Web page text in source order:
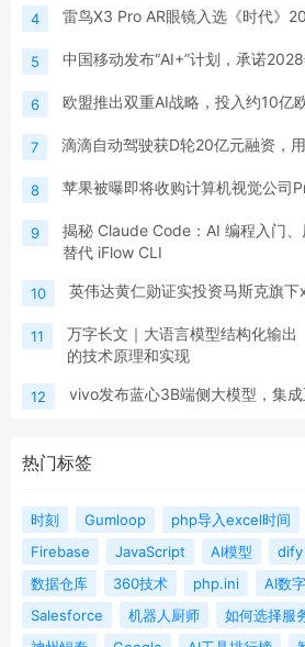
4 雷鸟X3 Pro AR眼镜入选《时代》
5 中国移动发布“AI+”计划，承诺
6 欧盟推出双重AI战略，投入约10亿
7 滴滴自动驾驶获D轮20亿元融资，
8 苹果被曝即将收购计算机视觉公司
9
揭秘 Claude Code：AI 编程入门
替代 iFlow CLI
10 英伟达黄仁勋证实投资马斯克旗下
11
万字长文｜大语言模型结构化输出
的技术原理和实现
12 vivo发布蓝心3B端侧大模型，集
热门标签
时刻 Gumloop php导入excel时间
Firebase
JavaScript AI模型 dify
数据仓库
360技术 php.ini AI数
Salesforce
机器人厨师 如何选择服